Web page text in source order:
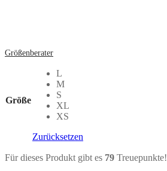
Größenberater
Größe
L
M
S
XL
XS
Zurücksetzen
Für dieses Produkt gibt es 79 Treuepunkte!